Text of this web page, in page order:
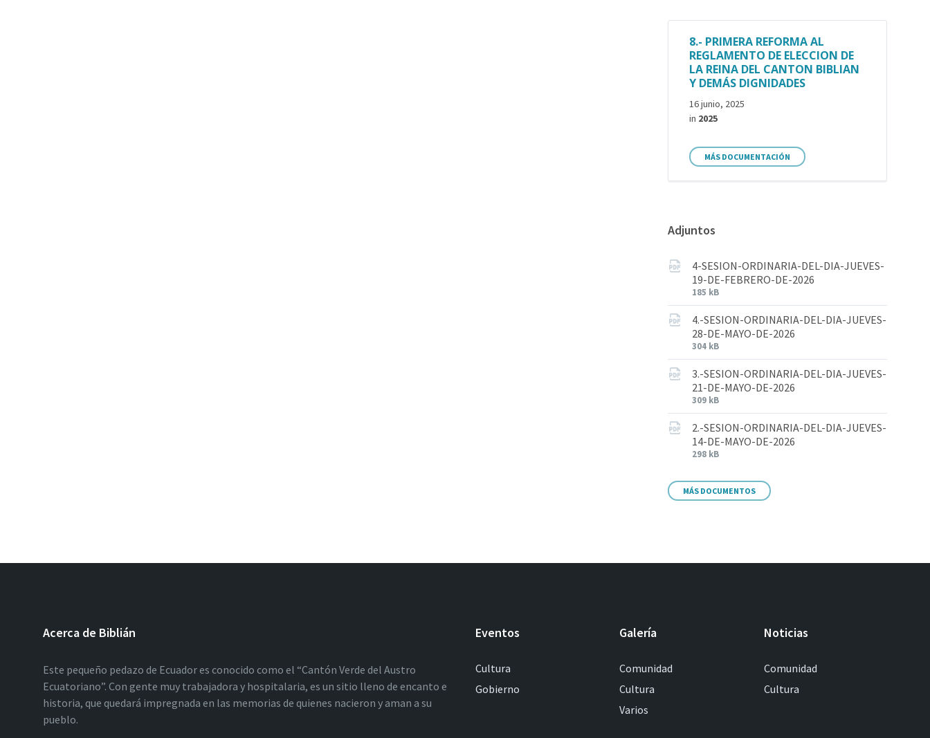
8.- PRIMERA REFORMA AL
REGLAMENTO DE ELECCION DE
LA REINA DEL CANTON BIBLIAN
Y DEMÁS DIGNIDADES
16 junio, 2025
in 2025
MÁS DOCUMENTACIÓN
Adjuntos
4-SESION-ORDINARIA-DEL-DIA-JUEVES-
19-DE-FEBRERO-DE-2026
185 kB
4.-SESION-ORDINARIA-DEL-DIA-JUEVES-
28-DE-MAYO-DE-2026
304 kB
3.-SESION-ORDINARIA-DEL-DIA-JUEVES-
21-DE-MAYO-DE-2026
309 kB
2.-SESION-ORDINARIA-DEL-DIA-JUEVES-
14-DE-MAYO-DE-2026
298 kB
MÁS DOCUMENTOS
Acerca de Biblián
Este pequeño pedazo de Ecuador es conocido como el “Cantón Verde del Austro
Ecuatoriano”. Con gente muy trabajadora y hospitalaria, es un sitio lleno de encanto e
historia, que quedará impregnada en las memorias de quienes nacieron y aman a su
pueblo.
Eventos
Cultura
Gobierno
Galería
Comunidad
Cultura
Varios
Noticias
Comunidad
Cultura